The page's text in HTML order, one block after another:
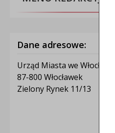
Dane adresowe:
Urząd Miasta we Włocławku
87-800 Włocławek
Zielony Rynek 11/13